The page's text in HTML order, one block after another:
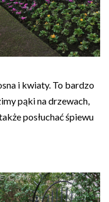
i kwiaty. To bardzo
pąki na drzewach,
posłuchać śpiewu